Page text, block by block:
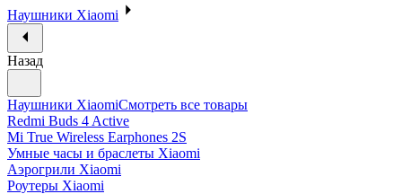
Наушники Xiaomi
Назад
Наушники XiaomiСмотреть все товары
Redmi Buds 4 Active
Mi True Wireless Earphones 2S
Умные часы и браслеты Xiaomi
Аэрогрили Xiaomi
Роутеры Xiaomi